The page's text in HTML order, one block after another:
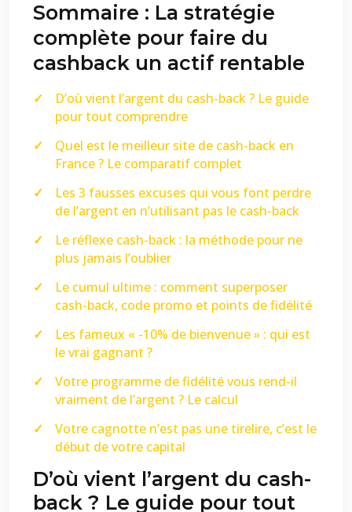
Sommaire : La stratégie
complète pour faire du
cashback un actif rentable
D’où vient l’argent du cash-back ? Le guide
pour tout comprendre
Quel est le meilleur site de cash-back en
France ? Le comparatif complet
Les 3 fausses excuses qui vous font perdre
de l’argent en n’utilisant pas le cash-back
Le réflexe cash-back : la méthode pour ne
plus jamais l’oublier
Le cumul ultime : comment superposer
cash-back, code promo et points de fidélité
Les fameux « -10% de bienvenue » : qui est
le vrai gagnant ?
Votre programme de fidélité vous rend-il
vraiment de l’argent ? Le calcul
Votre cagnotte n’est pas une tirelire, c’est le
début de votre capital
D’où vient l’argent du cash-
back ? Le guide pour tout